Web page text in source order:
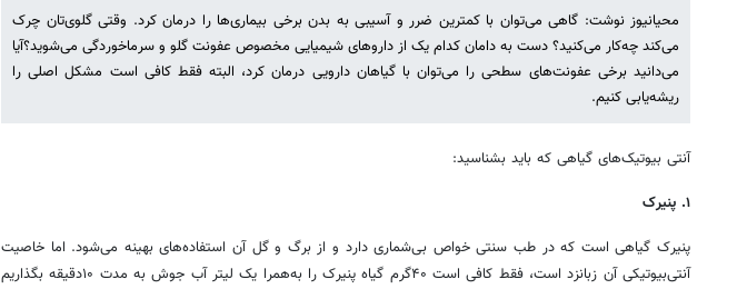
محیانیوز نوشت: گاهی می‌توان با کمترین ضرر و آسیبی به بدن برخی بیماری‌ها را درمان کرد. وقتی گلوی‌تان چرک
می‌کند چه‌کار می‌کنید؟ دست به دامان کدام‌ یک از داروهای شیمیایی مخصوص عفونت گلو و سرماخوردگی می‌شوید؟آیا
می‌دانید برخی عفونت‌های سطحی را می‌توان با گیاهان دارویی درمان کرد، البته فقط کافی است مشکل اصلی را
ریشه‌یابی کنیم.
آنتی بیوتیک‌های گیاهی که باید بشناسید:
۱. پنیرک
پنیرک گیاهی است که در طب سنتی خواص بی‌شماری دارد و از برگ و گل آن استفاده‌های بهینه می‌شود. اما خاصیت
آنتی‌بیوتیکی آن زبانزد است، فقط کافی است ۴۰‌گرم گیاه پنیرک را به‌همرا یک لیتر آب جوش به مدت ۱۰‌دقیقه بگذاریم